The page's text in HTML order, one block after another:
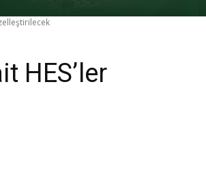
HES’ler